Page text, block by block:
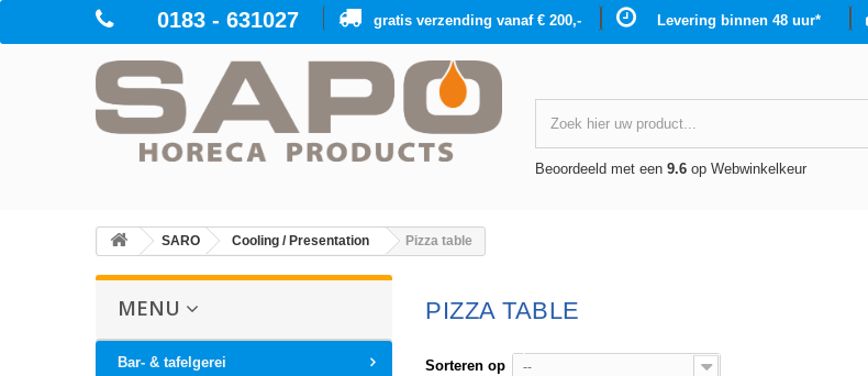
0183 - 631027 Levering binnen 48 uur*
gratis verzending vanaf € 200,-
Beoordeeld met een 9.6op Webwinkelkeur
SARO Cooling / Presentation Pizza table
MENU
Bar- & tafelgerei
PIZZA TABLE
Sorteren op --